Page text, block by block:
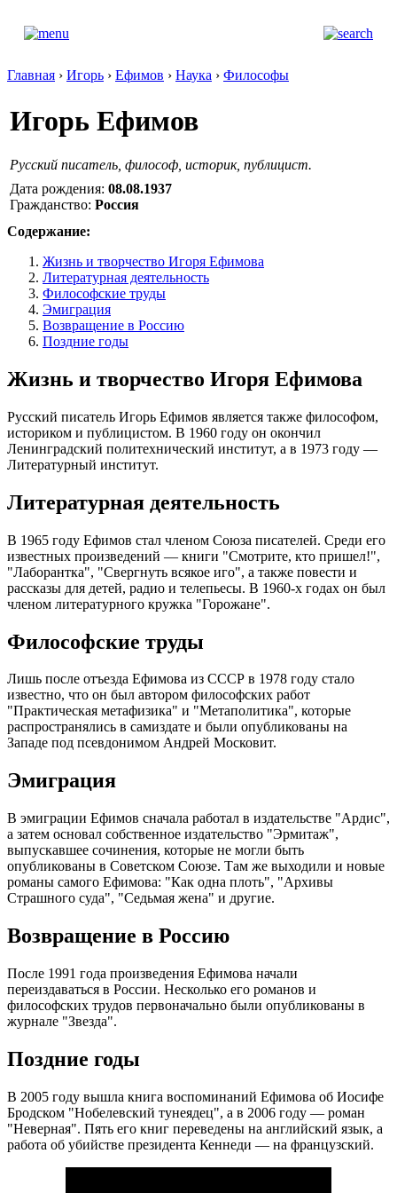
Главная › Игорь › Ефимов › Наука › Философы
Игорь Ефимов
Русский писатель, философ, историк, публицист.
Дата рождения: 08.08.1937
Гражданство: Россия
Содержание:
Жизнь и творчество Игоря Ефимова
Литературная деятельность
Философские труды
Эмиграция
Возвращение в Россию
Поздние годы
Жизнь и творчество Игоря Ефимова
Русский писатель Игорь Ефимов является также философом,
историком и публицистом. В 1960 году он окончил
Ленинградский политехнический институт, а в 1973 году —
Литературный институт.
Литературная деятельность
В 1965 году Ефимов стал членом Союза писателей. Среди его
известных произведений — книги "Смотрите, кто пришел!",
"Лаборантка", "Свергнуть всякое иго", а также повести и
рассказы для детей, радио и телепьесы. В 1960-х годах он был
членом литературного кружка "Горожане".
Философские труды
Лишь после отъезда Ефимова из СССР в 1978 году стало
известно, что он был автором философских работ
"Практическая метафизика" и "Метаполитика", которые
распространялись в самиздате и были опубликованы на
Западе под псевдонимом Андрей Московит.
Эмиграция
В эмиграции Ефимов сначала работал в издательстве "Ардис",
а затем основал собственное издательство "Эрмитаж",
выпускавшее сочинения, которые не могли быть
опубликованы в Советском Союзе. Там же выходили и новые
романы самого Ефимова: "Как одна плоть", "Архивы
Страшного суда", "Седьмая жена" и другие.
Возвращение в Россию
После 1991 года произведения Ефимова начали
переиздаваться в России. Несколько его романов и
философских трудов первоначально были опубликованы в
журнале "Звезда".
Поздние годы
В 2005 году вышла книга воспоминаний Ефимова об Иосифе
Бродском "Нобелевский тунеядец", а в 2006 году — роман
"Неверная". Пять его книг переведены на английский язык, а
работа об убийстве президента Кеннеди — на французский.